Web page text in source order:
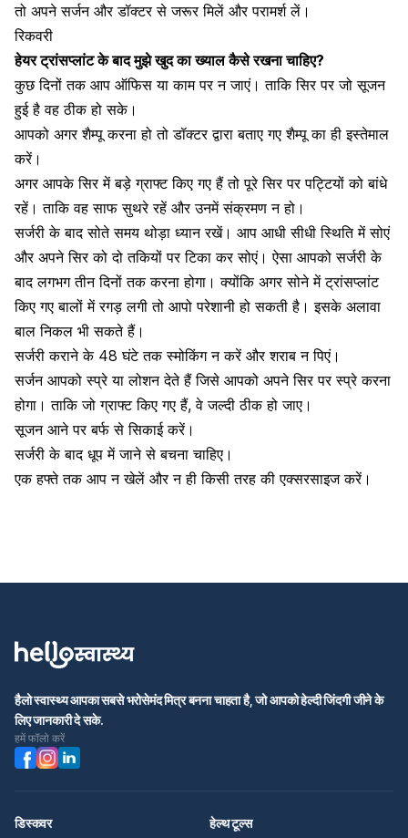
तो अपने सर्जन और डॉक्टर से जरूर मिलें और परामर्श लें।
रिकवरी
हेयर ट्रांसप्लांट के बाद मुझे खुद का ख्याल कैसे रखना चाहिए?
कुछ दिनों तक आप ऑफिस या काम पर न जाएं। ताकि सिर पर जो सूजन
हुई है वह ठीक हो सके।
आपको अगर शैम्पू करना हो तो डॉक्टर द्वारा बताए गए शैम्पू का ही इस्तेमाल
करें।
अगर आपके सिर में बड़े ग्राफ्ट किए गए हैं तो पूरे सिर पर पट्टियों को बांधे
रहें। ताकि वह साफ सुथरे रहें और उनमें संक्रमण न हो।
सर्जरी के बाद सोते समय थोड़ा ध्यान रखें। आप आधी सीधी स्थिति में सोएं
और अपने सिर को दो तकियों पर टिका कर सोएं। ऐसा आपको सर्जरी के
बाद लगभग तीन दिनों तक करना होगा। क्योंकि अगर सोने में ट्रांसप्लांट
किए गए बालों में रगड़ लगी तो आपो परेशानी हो सकती है। इसके अलावा
बाल निकल भी सकते हैं।
सर्जरी कराने के 48 घंटे तक स्मोकिंग न करें और शराब न पिएं।
सर्जन आपको स्प्रे या लोशन देते हैं जिसे आपको अपने सिर पर स्प्रे करना
होगा। ताकि जो ग्राफ्ट किए गए हैं, वे जल्दी ठीक हो जाए।
सूजन आने पर बर्फ से सिकाई करें।
सर्जरी के बाद धूप में जाने से बचना चाहिए।
एक हफ्ते तक आप न खेलें और न ही किसी तरह की एक्सरसाइज करें।
हैलो स्वास्थ्य आपका सबसे भरोसेमंद मित्र बनना चाहता है, जो आपको हेल्दी जिंदगी जीने के
लिए जानकारी दे सके.
हमें फॉलो करें
डिस्कवर हेल्थ टूल्स